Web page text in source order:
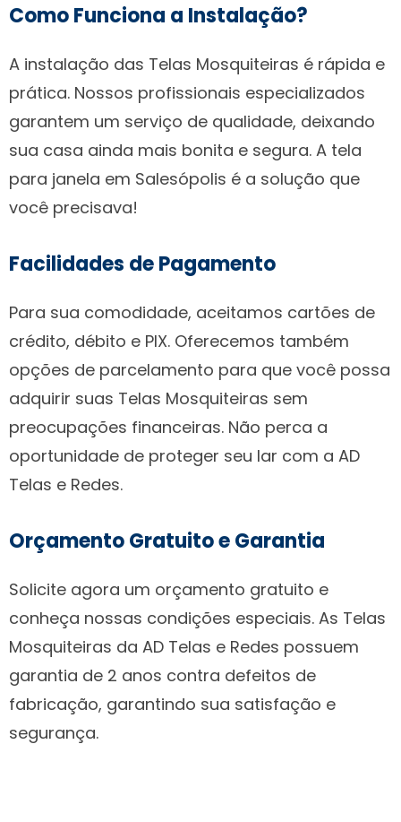
Como Funciona a Instalação?
A instalação das Telas Mosquiteiras é rápida e
prática. Nossos profissionais especializados
garantem um serviço de qualidade, deixando
sua casa ainda mais bonita e segura. A tela
para janela em Salesópolis é a solução que
você precisava!
Facilidades de Pagamento
Para sua comodidade, aceitamos cartões de
crédito, débito e PIX. Oferecemos também
opções de parcelamento para que você possa
adquirir suas Telas Mosquiteiras sem
preocupações financeiras. Não perca a
oportunidade de proteger seu lar com a AD
Telas e Redes.
Orçamento Gratuito e Garantia
Solicite agora um orçamento gratuito e
conheça nossas condições especiais. As Telas
Mosquiteiras da AD Telas e Redes possuem
garantia de 2 anos contra defeitos de
fabricação, garantindo sua satisfação e
segurança.